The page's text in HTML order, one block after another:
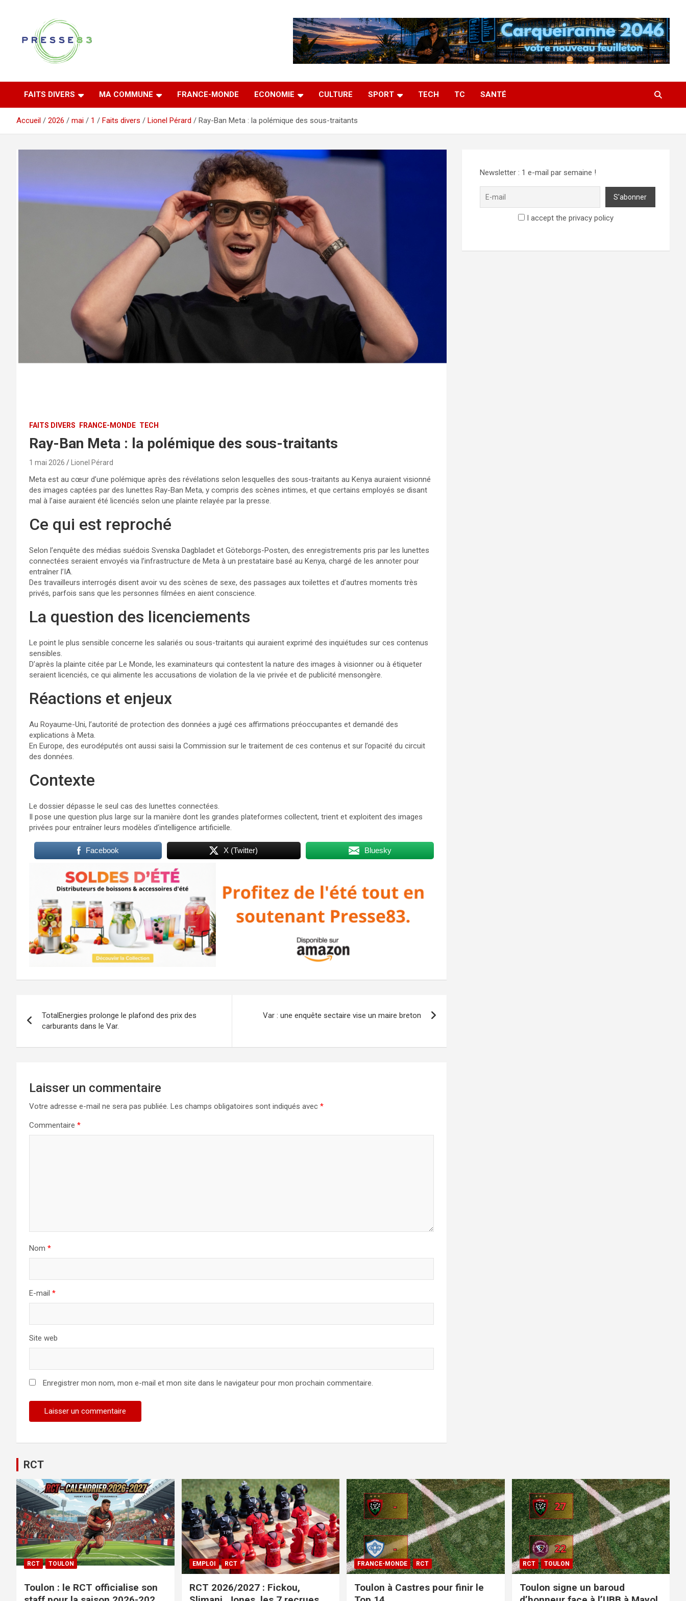
Presse 83
FAITS DIVERS MA COMMUNE FRANCE-MONDE ECONOMIE CULTURE SPORT TECH TC SANTÉ
Accueil 2026 mai 1 Faits divers Lionel Pérard Ray-Ban Meta : la polémique des sous-traitants
FAITS DIVERS FRANCE-MONDE TECH
Ray-Ban Meta : la polémique des sous-traitants
1 mai 2026 Lionel Pérard
Meta est au cœur d’une polémique après des révélations selon lesquelles des sous-traitants au Kenya auraient visionné
des images captées par des lunettes Ray-Ban Meta, y compris des scènes intimes, et que certains employés se disant
mal à l’aise auraient été licenciés selon une plainte relayée par la presse.
Ce qui est reproché
Selon l’enquête des médias suédois Svenska Dagbladet et Göteborgs-Posten, des enregistrements pris par les lunettes
connectées seraient envoyés via l’infrastructure de Meta à un prestataire basé au Kenya, chargé de les annoter pour
entraîner l’IA.
Des travailleurs interrogés disent avoir vu des scènes de sexe, des passages aux toilettes et d’autres moments très
privés, parfois sans que les personnes filmées en aient conscience.
La question des licenciements
Le point le plus sensible concerne les salariés ou sous-traitants qui auraient exprimé des inquiétudes sur ces contenus
sensibles.
D’après la plainte citée par Le Monde, les examinateurs qui contestent la nature des images à visionner ou à étiqueter
seraient licenciés, ce qui alimente les accusations de violation de la vie privée et de publicité mensongère.
Réactions et enjeux
Au Royaume-Uni, l’autorité de protection des données a jugé ces affirmations préoccupantes et demandé des
explications à Meta.
En Europe, des eurodéputés ont aussi saisi la Commission sur le traitement de ces contenus et sur l’opacité du circuit
des données.
Contexte
Le dossier dépasse le seul cas des lunettes connectées.
Il pose une question plus large sur la manière dont les grandes plateformes collectent, trient et exploitent des images
privées pour entraîner leurs modèles d’intelligence artificielle.
Facebook X (Twitter) Bluesky
de
l’article
TotalEnergies prolonge le plafond des prix des
carburants dans le Var.
Var : une enquête sectaire vise un maire breton
Laisser un commentaire
Votre adresse e-mail ne sera pas publiée. Les champs obligatoires sont indiqués avec *
Commentaire *
Nom *
E-mail *
Site web
Enregistrer mon nom, mon e-mail et mon site dans le navigateur pour mon prochain commentaire.
Newsletter : 1 e-mail par semaine !
I accept the privacy policy
RCT
RCT TOULON
Toulon : le RCT officialise son
EMPLOI RCT
RCT 2026/2027 : Fickou,
FRANCE-MONDE RCT
Toulon à Castres pour finir le
RCT TOULON
Toulon signe un baroud